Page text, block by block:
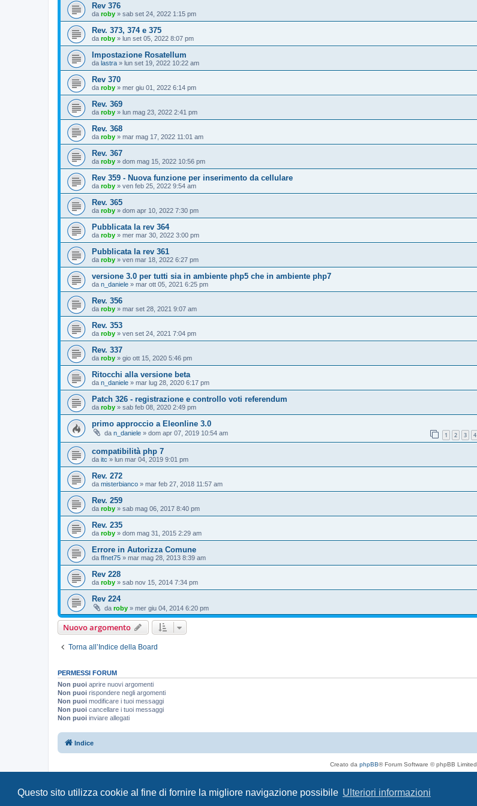
Questo sito utilizza cookie al fine di fornire la migliore navigazione possibile Ulteriori informazioni
Rev 376
da roby » sab set 24, 2022 1:15 pm
Rev. 373, 374 e 375
da roby » lun set 05, 2022 8:07 pm
Impostazione Rosatellum
da lastra » lun set 19, 2022 10:22 am
Rev 370
da roby » mer giu 01, 2022 6:14 pm
Rev. 369
da roby » lun mag 23, 2022 2:41 pm
Rev. 368
da roby » mar mag 17, 2022 11:01 am
Rev. 367
da roby » dom mag 15, 2022 10:56 pm
Rev 359 - Nuova funzione per inserimento da cellulare
da roby » ven feb 25, 2022 9:54 am
Rev. 365
da roby » dom apr 10, 2022 7:30 pm
Pubblicata la rev 364
da roby » mer mar 30, 2022 3:00 pm
Pubblicata la rev 361
da roby » ven mar 18, 2022 6:27 pm
versione 3.0 per tutti sia in ambiente php5 che in ambiente php7
da n_daniele » mar ott 05, 2021 6:25 pm
Rev. 356
da roby » mar set 28, 2021 9:07 am
Rev. 353
da roby » ven set 24, 2021 7:04 pm
Rev. 337
da roby » gio ott 15, 2020 5:46 pm
Ritocchi alla versione beta
da n_daniele » mar lug 28, 2020 6:17 pm
Patch 326 - registrazione e controllo voti referendum
da roby » sab feb 08, 2020 2:49 pm
primo approccio a Eleonline 3.0
da n_daniele » dom apr 07, 2019 10:54 am 1 2 3 4
compatibilità php 7
da itc » lun mar 04, 2019 9:01 pm
Rev. 272
da misterbianco » mar feb 27, 2018 11:57 am
Rev. 259
da roby » sab mag 06, 2017 8:40 pm
Rev. 235
da roby » dom mag 31, 2015 2:29 am
Errore in Autorizza Comune
da ffnet75 » mar mag 28, 2013 8:39 am
Rev 228
da roby » sab nov 15, 2014 7:34 pm
Rev 224
da roby » mer giu 04, 2014 6:20 pm
Nuovo argomento
Torna all’Indice della Board
PERMESSI FORUM
Non puoi aprire nuovi argomenti
Non puoi rispondere negli argomenti
Non puoi modificare i tuoi messaggi
Non puoi cancellare i tuoi messaggi
Non puoi inviare allegati
Indice
Creato da phpBB® Forum Software © phpBB Limited